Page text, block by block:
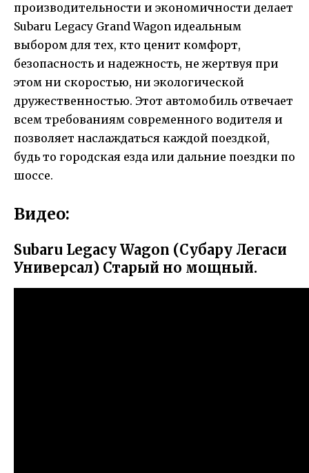
производительности и экономичности делает
Subaru Legacy Grand Wagon идеальным
выбором для тех, кто ценит комфорт,
безопасность и надежность, не жертвуя при
этом ни скоростью, ни экологической
дружественностью. Этот автомобиль отвечает
всем требованиям современного водителя и
позволяет наслаждаться каждой поездкой,
будь то городская езда или дальние поездки по
шоссе.
Видео:
Subaru Legacy Wagon (Субару Легаси
Универсал) Старый но мощный.